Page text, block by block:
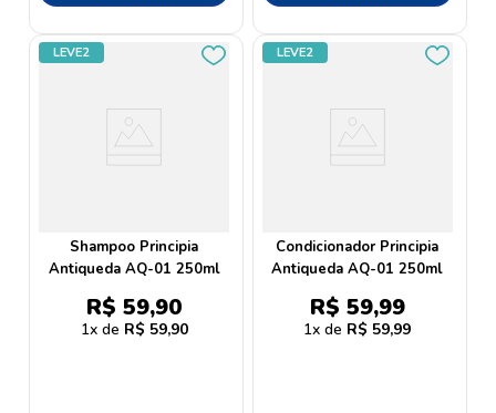
LEVE2
Shampoo Principia
Antiqueda AQ-01 250ml
R$ 59,90
1 R$ 59,90
LEVE2
Condicionador Principia
Antiqueda AQ-01 250ml
R$ 59,99
1 R$ 59,99